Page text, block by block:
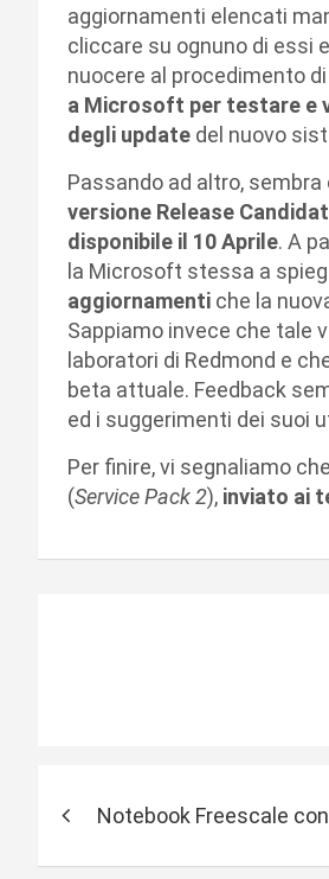
aggiornamenti elencati
cliccare su ognuno di essi
nuocere al procedimento
a Microsoft per testare e
degli update del nuovo
Passando ad altro,
versione Release
disponibile il 10 Aprile. A
la Microsoft stessa a
aggiornamenti che la
Sappiamo invece che tale
laboratori di Redmond e
beta attuale. Feedback
ed i suggerimenti dei suoi
Per finire, vi segnaliamo
(Service Pack 2), inviato ai
Notebook Freescale